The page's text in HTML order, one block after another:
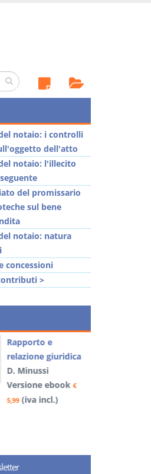
notaio: i controlli
dell'atto
notaio: l'illecito
del promissario
sul bene
notaio: natura
concessioni
>
e
giuridica
Minussi
ebook€
(iva incl.)